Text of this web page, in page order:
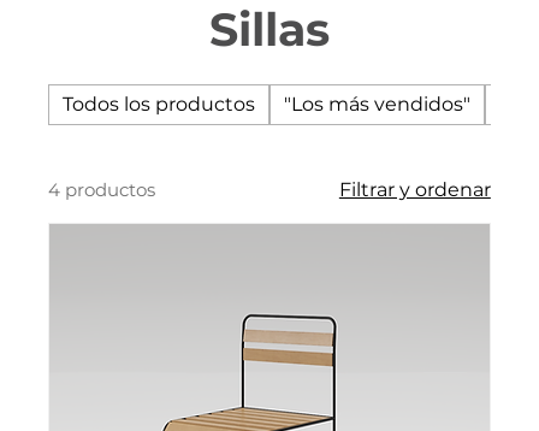
Sillas
Todos los productos "Los más vendidos"
4 productos Filtrar y ordenar